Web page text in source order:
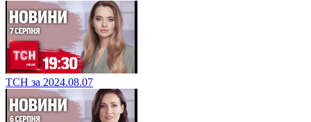
ТСН за 2024.08.07